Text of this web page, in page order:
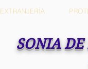
EXTRANJERÍA
SONIA